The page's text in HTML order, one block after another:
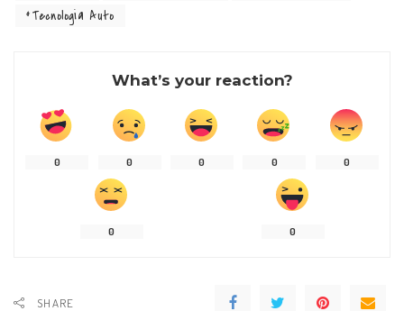
Tecnologia Auto
What’s your reaction?
0 0 0 0 0
0 0
SHARE